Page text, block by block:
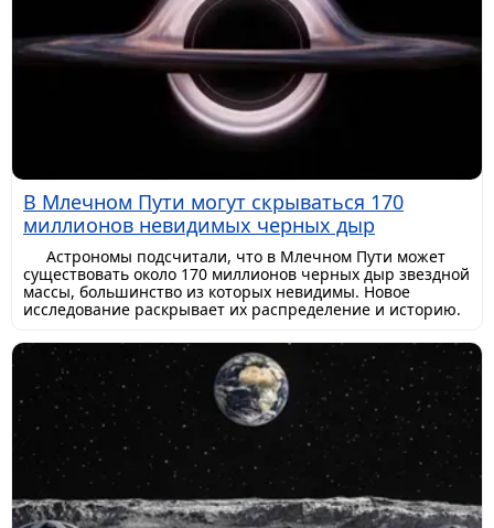
В Млечном Пути могут скрываться 170
миллионов невидимых черных дыр
Астрономы подсчитали, что в Млечном Пути может
существовать около 170 миллионов черных дыр звездной
массы, большинство из которых невидимы. Новое
исследование раскрывает их распределение и историю.